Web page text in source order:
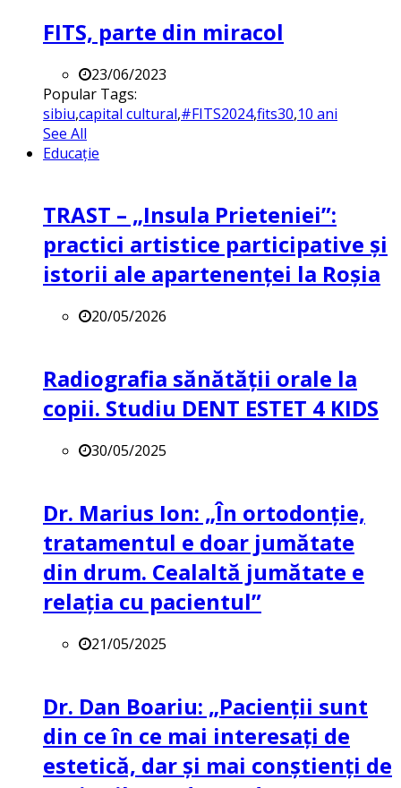
FITS, parte din miracol
23/06/2023
Popular Tags:
sibiu,capital cultural,#FITS2024,fits30,10 ani
See All
Educație
TRAST – „Insula Prieteniei”:
practici artistice participative și
istorii ale apartenenței la Roșia
20/05/2026
Radiografia sănătății orale la
copii. Studiu DENT ESTET 4 KIDS
30/05/2025
Dr. Marius Ion: „În ortodonție,
tratamentul e doar jumătate
din drum. Cealaltă jumătate e
relația cu pacientul”
21/05/2025
Dr. Dan Boariu: „Pacienții sunt
din ce în ce mai interesați de
estetică, dar și mai conștienți de